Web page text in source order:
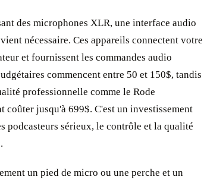
des microphones XLR, une interface audio
nécessaire. Ces appareils connectent votre
et fournissent les commandes audio
commencent entre 50 et 150$, tandis
professionnelle comme le Rode
coûter jusqu'à 699$. C'est un investissement
podcasteurs sérieux, le contrôle et la qualité
un pied de micro ou une perche et un